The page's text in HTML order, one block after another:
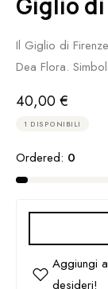
Il Giglio di
Dea Flora.
40,00€
1 DISPONIBILI
Ordered: 0